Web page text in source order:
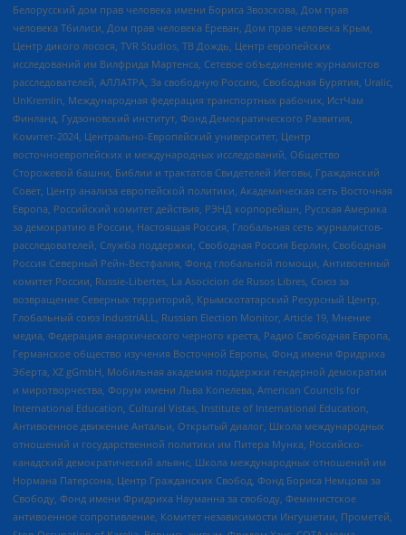
Белорусский дом прав человека имени Бориса Звозскова, Дом прав
человека Тбилиси, Дом прав человека Ереван, Дом прав человека Крым,
Центр дикого лосося, TVR Studios, ТВ Дождь, Центр европейских
исследований им Вилфрида Мартенса, Сетевое объединение журналистов
расследователей, АЛЛАТРА, За свободную Россию, Свободная Бурятия, Uralic,
UnKremlin, Международная федерация транспортных рабочих, ИстЧам
Финланд, Гудзоновский институт, Фонд Демократического Развития,
Комитет-2024, Центрально-Европейский университет, Центр
восточноевропейских и международных исследований, Общество
Сторожевой башни, Библии и трактатов Свидетелей Иеговы, Гражданский
Совет, Центр анализа европейской политики, Академическая сеть Восточная
Европа, Российский комитет действия, РЭНД корпорейшн, Русская Америка
за демократию в России, Настоящая Россия, Глобальная сеть журналистов-
расследователей, Служба поддержки, Свободная Россия Берлин, Свободная
Россия Северный Рейн-Вестфалия, Фонд глобальной помощи, Антивоенный
комитет России, Russie-Libertes, La Asocicion de Rusos Libres, Союз за
возвращение Северных территорий, Крымскотатарский Ресурсный Центр,
Глобальный союз IndustriALL, Russian Election Monitor, Article 19, Мнение
медиа, Федерация анархического черного креста, Радио Свободная Европа,
Германское общество изучения Восточной Европы, Фонд имени Фридриха
Эберта, XZ gGmbH, Мобильная академия поддержки гендерной демократии
и миротворчества, Форум имени Льва Копелева, American Councils for
International Education, Cultural Vistas, Institute of International Education,
Антивоенное движение Антальи, Открытый диалог, Школа международных
отношений и государственной политики им Питера Мунка, Российско-
канадский демократический альянс, Школа международных отношений им
Нормана Патерсона, Центр Гражданских Свобод, Фонд Бориса Немцова за
Свободу, Фонд имени Фридриха Науманна за свободу, Феминистское
антивоенное сопротивление, Комитет независимости Ингушетии, Прометей,